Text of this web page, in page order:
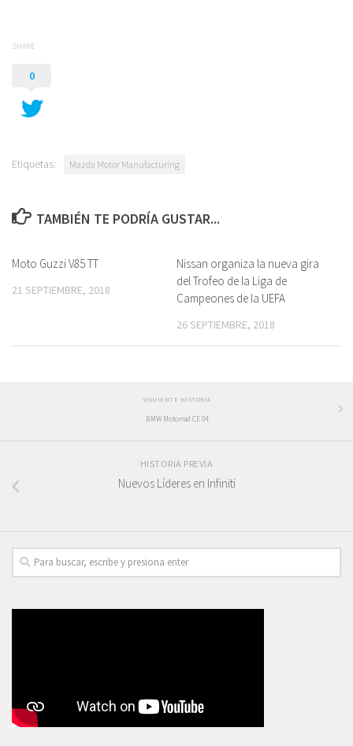
SHARE
0
Etiquetas: Mazda Motor Manufacturing
TAMBIÉN TE PODRÍA GUSTAR...
Moto Guzzi​ V85 TT
21 SEPTIEMBRE, 2018
Nissan organiza la nueva gira
del Trofeo de la Liga de
Campeones de la UEFA
26 SEPTIEMBRE, 2018
SIGUIENTE HISTORIA
BMW Motorrad CE 04
HISTORIA PREVIA
Nuevos Líderes en Infiniti